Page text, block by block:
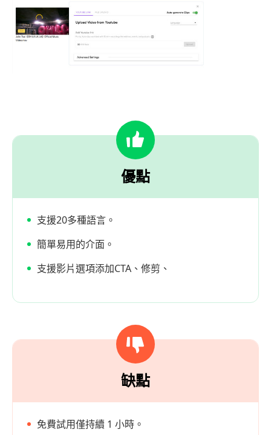
優點
支援20多種語言。
簡單易用的介面。
支援影片選項添加CTA、修剪、
缺點
免費試用僅持續 1 小時。